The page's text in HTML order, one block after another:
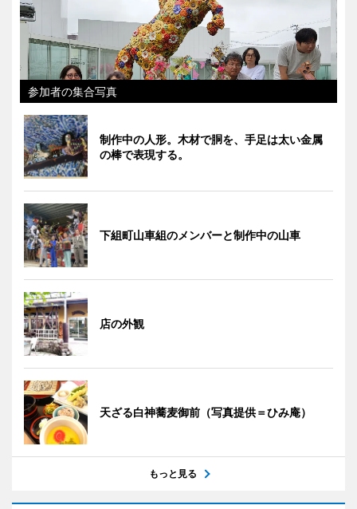
参加者の集合写真
制作中の人形。木材で胴を、手足は太い金属
の棒で表現する。
下組町山車組のメンバーと制作中の山車
店の外観
天ざる白神蕎麦御前（写真提供＝ひみ庵）
もっと見る